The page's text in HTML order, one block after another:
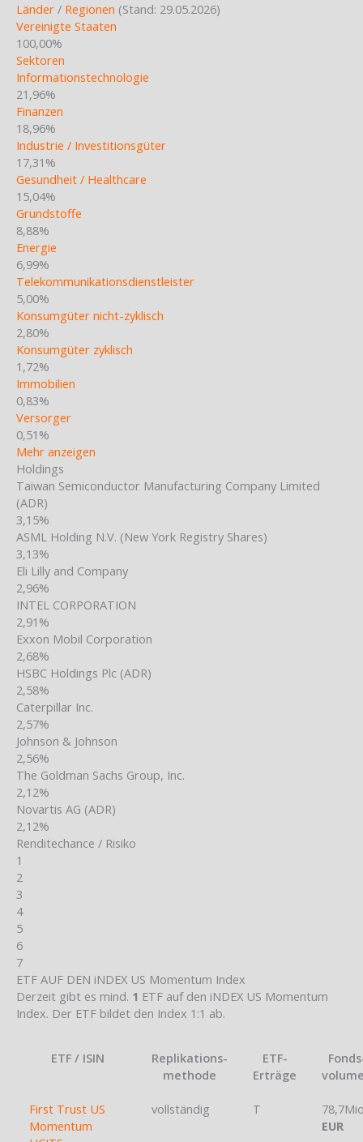
Länder / Regionen (Stand: 29.05.2026)
Vereinigte Staaten
100,00%
Sektoren
Informationstechnologie
21,96%
Finanzen
18,96%
Industrie / Investitionsgüter
17,31%
Gesundheit / Healthcare
15,04%
Grundstoffe
8,88%
Energie
6,99%
Telekommunikationsdienstleister
5,00%
Konsumgüter nicht-zyklisch
2,80%
Konsumgüter zyklisch
1,72%
Immobilien
0,83%
Versorger
0,51%
Mehr anzeigen
Holdings
Taiwan Semiconductor Manufacturing Company Limited
(ADR)
3,15%
ASML Holding N.V. (New York Registry Shares)
3,13%
Eli Lilly and Company
2,96%
INTEL CORPORATION
2,91%
Exxon Mobil Corporation
2,68%
HSBC Holdings Plc (ADR)
2,58%
Caterpillar Inc.
2,57%
Johnson & Johnson
2,56%
The Goldman Sachs Group, Inc.
2,12%
Novartis AG (ADR)
2,12%
Renditechance / Risiko
1
2
3
4
5
6
7
ETF AUF DEN iNDEX US Momentum Index
Derzeit gibt es mind. 1 ETF auf den iNDEX US Momentum
Index. Der ETF bildet den Index 1:1 ab.
ETF / ISIN
Replikations-
methode
ETF-
Erträge
First Trust US
Momentum
vollständig T
EUR